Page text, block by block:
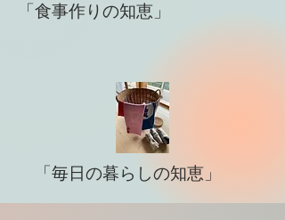
「食事作りの知恵」
「毎日の暮らしの知恵」